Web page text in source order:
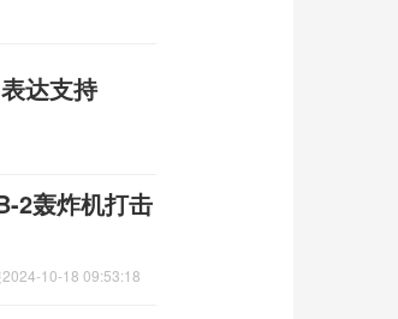
达支持
2轰炸机打击
2024-10-18 09:53:18